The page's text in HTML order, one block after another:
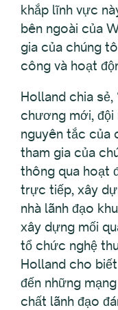
khắp lĩnh vực
bên ngoài của
gia của chúng
công và hoạt
Holland chia
chương mới, đội
nguyên tắc của
tham gia của
thông qua hoạt
trực tiếp, xây
nhà lãnh đạo
xây dựng mối
tổ chức nghệ
Holland cho
đến những
chất lãnh đạo